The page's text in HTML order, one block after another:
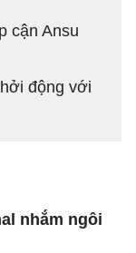
cận Ansu
động với
nhắm ngôi